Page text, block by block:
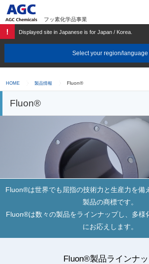
フッ素化学品事業
Displayed site in Japanese is for Japan / Korea.
Select your region/language
HOME 製品情報 Fluon®
Fluon®
Fluon®は世界でも屈指の技術力と生産力を備
製品の商標です。
Fluon®は数々の製品をラインナップし、多様
にお応えします。
Fluon®製品ラインナ